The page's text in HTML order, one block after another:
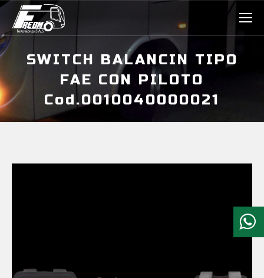
SWITCH BALANCIN TIPO
FAE CON PILOTO
Cod.0010040000021